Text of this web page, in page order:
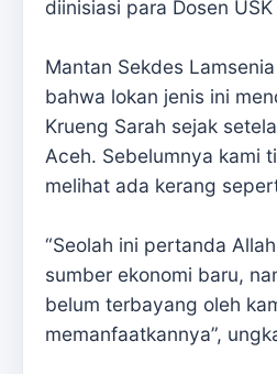
diinisiasi para Dosen USK
Mantan Sekdes
bahwa lokan jenis ini
Krueng Sarah sejak
Aceh. Sebelumnya kami
melihat ada kerang
“Seolah ini pertanda
sumber ekonomi baru,
belum terbayang oleh
memanfaatkannya”,